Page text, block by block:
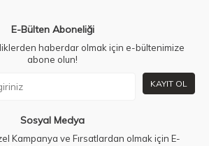
E-Bülten Aboneliği
haberdar olmak için e-bültenimize
abone olun!
KAYIT OL
Sosyal Medya
Kampanya ve Fırsatlardan olmak için E-